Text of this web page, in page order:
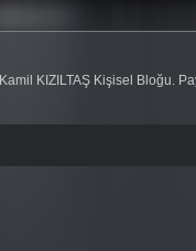
Kamil KIZILTAŞ Kişisel Bloğu.